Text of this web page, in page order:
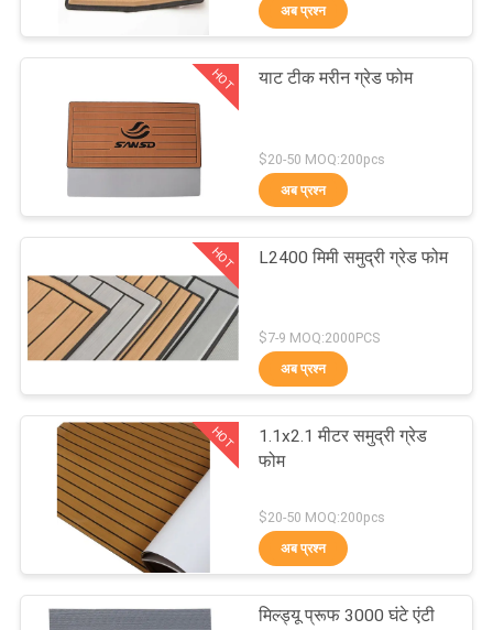
गुणवत्ता
नियंत्रण
संपर्क
करें
समाचार
एक
उद्धरण
अनुरोध
साइटमैप
ईवा फोम टीक शीट
समुद्री ग्रेड फोम
15
अब प्रश्न
HOT याट टीक मरीन ग्रेड फोम
$20-50 MOQ:200pcs
अब प्रश्न
HOT L2400 मिमी समुद्री ग्रेड फोम
$7-9 MOQ:2000PCS
अब प्रश्न
HOT
1.1x2.1 मीटर समुद्री ग्रेड
फोम
$20-50 MOQ:200pcs
अब प्रश्न
मिल्ड्यू प्रूफ 3000 घंटे एंटी